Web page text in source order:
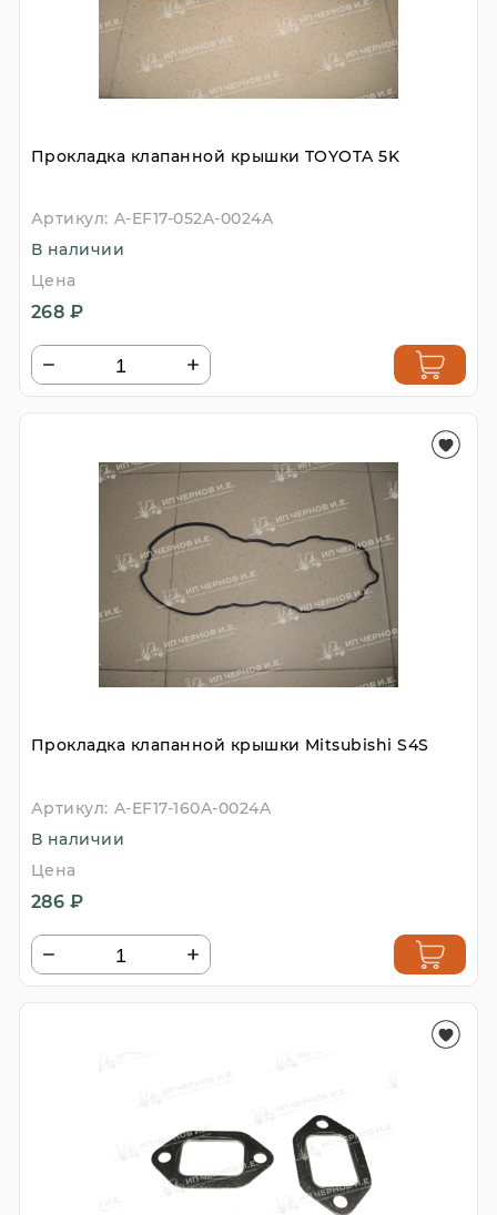
Прокладка клапанной крышки TOYOTA 5K
Артикул: A-EF17-052A-0024A
В наличии
Цена
268 ₽
Прокладка клапанной крышки Mitsubishi S4S
Артикул: A-EF17-160A-0024A
В наличии
Цена
286 ₽